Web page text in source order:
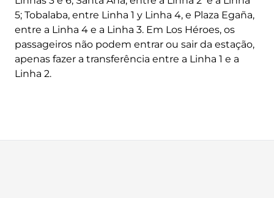
5; Tobalaba, entre Linha 1 y Linha 4, e Plaza Egaña,
entre a Linha 4 e a Linha 3. Em Los Héroes, os
passageiros não podem entrar ou sair da estação,
apenas fazer a transferência entre a Linha 1 e a
Linha 2.